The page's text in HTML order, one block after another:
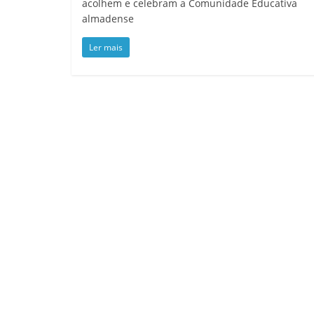
acolhem e celebram a Comunidade Educativa
almadense
Ler mais